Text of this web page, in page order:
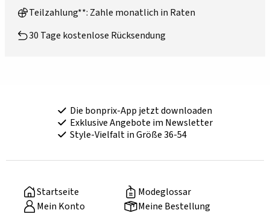
Teilzahlung**: Zahle monatlich in Raten
30 Tage kostenlose Rücksendung
Die bonprix-App jetzt downloaden
Exklusive Angebote im Newsletter
Style-Vielfalt in Größe 36-54
Startseite
Modeglossar
Mein Konto
Meine Bestellung